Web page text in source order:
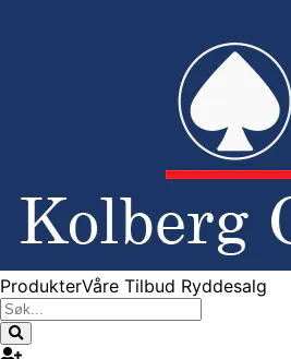
ProdukterVåre Tilbud Ryddesalg